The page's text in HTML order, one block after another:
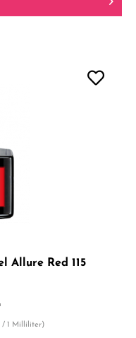
Allure Red 115
/ 1 Milliliter)